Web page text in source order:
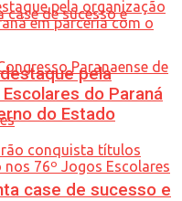
case de sucesso e
pela
do Paraná
do Estado